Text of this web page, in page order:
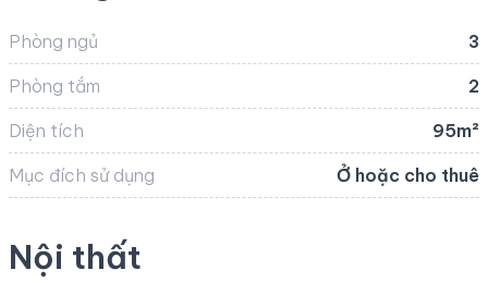
Phòng ngủ 3
Phòng tắm 2
Diện tích 95m²
Mục đích sử dụng Ở hoặc cho thuê
Nội thất